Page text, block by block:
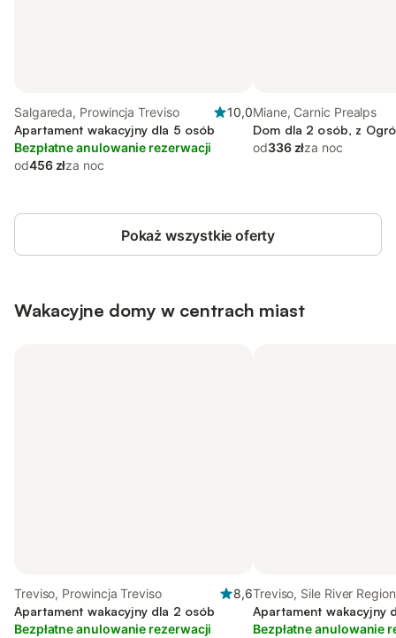
Salgareda, Prowincja Treviso
10,0
Apartament wakacyjny dla 5 osób
Bezpłatne anulowanie rezerwacji
od456 złza noc
Miane, Carnic Prealps
Dom dla 2 osób, z
od336 złza noc
Pokaż wszystkie oferty
Wakacyjne domy w centrach miast
Treviso, Prowincja Treviso
8,6
Apartament wakacyjny dla 2 osób
Bezpłatne anulowanie rezerwacji
Treviso, Sile River
Park
Apartament wakacyjny
Bezpłatne anulowanie